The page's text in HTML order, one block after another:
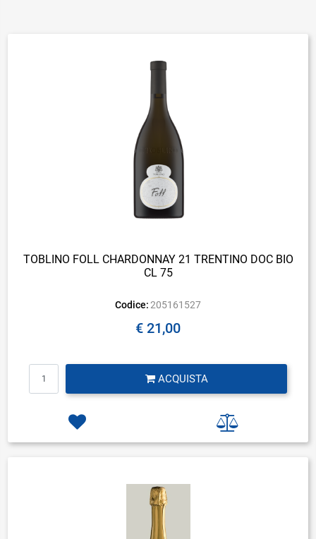
TOBLINO FOLL CHARDONNAY 21 TRENTINO DOC BIO
CL 75
Codice: 205161527
€ 21,00
ACQUISTA